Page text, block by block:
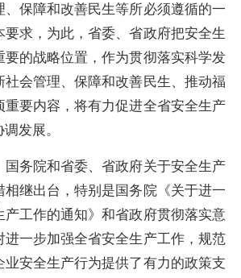
、保障和改善民生等所必须遵循的一
求，为此，省委、省政府把安全生
要的战略位置，作为贯彻落实科学发
社会管理、保障和改善民生、推动福
重要内容，将有力促进全省安全生产
发展。
务院和省委、省政府关于安全生产
相继出台，特别是国务院《关于进一
产工作的通知》和省政府贯彻落实意
进一步加强全省安全生产工作，规范
业安全生产行为提供了有力的政策支